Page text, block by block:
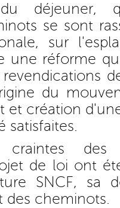
déjeuner,
se sont
sur
une réforme
du
et création
satisfaites.
des
de loi ont
SNCF, sa
des cheminots.